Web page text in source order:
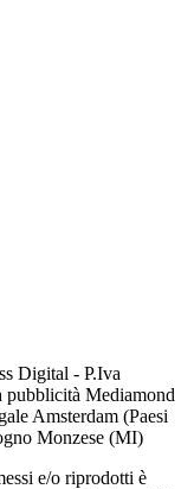
Digital - P.Iva
Mediamond
Amsterdam (Paesi
Monzese (MI)
e/o riprodotti è